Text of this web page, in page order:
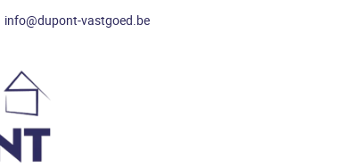
info@dupont-vastgoed.be